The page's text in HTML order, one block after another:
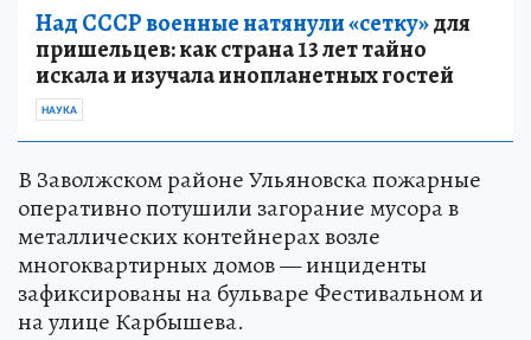
Над СССР военные натянули «сетку»для
пришельцев: как страна 13 лет тайно
искала и изучала инопланетных гостей
НАУКА
В Заволжском районе Ульяновска пожарные
оперативно потушили загорание мусора в
металлических контейнерах возле
многоквартирных домов — инциденты
зафиксированы на бульваре Фестивальном и
на улице Карбышева.